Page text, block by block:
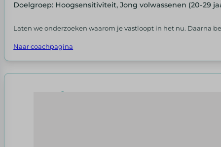
Doelgroep: Hoogsensitiviteit, Jong volwassenen (20-29
Laten we onderzoeken waarom je vastloopt in het nu. Daarna
Naar coachpagina